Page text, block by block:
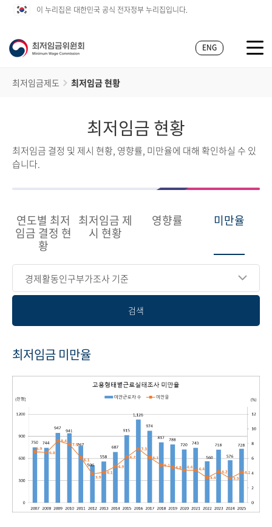
이 누리집은 대한민국 공식 전자정부 누리집입니다.
ENG
최저임금제도 최저임금 현황
최저임금 현황
최저임금 결정 및 제시 현황, 영향률, 미만율에 대해 확인하실 수 있
습니다.
연도별 최저
임금 결정 현
황
최저임금 제
시 현황
영향률 미만율
경제활동인구부가조사 기준
검색
최저임금 미만율